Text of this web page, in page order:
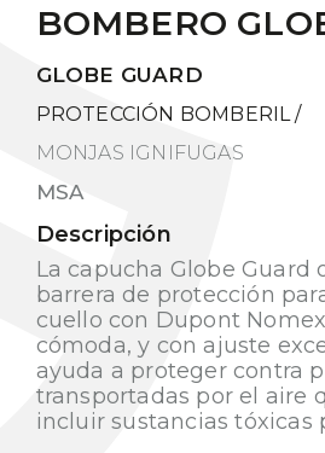
BOMBERO
GLOBE GUARD
PROTECCIÓN BOMBERIL /
MONJAS IGNIFUGAS
MSA
Descripción
La capucha Globe Guard
barrera de protección
cuello con Dupont
cómoda, y con ajuste
ayuda a proteger contra
transportadas por el aire
incluir sustancias tóxicas